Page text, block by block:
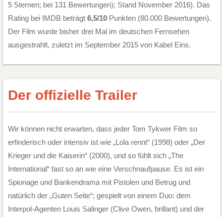
5 Sternen; bei 131 Bewertungen); Stand November 2016). Das
Rating bei IMDB beträgt 6,5/10Punkten (80.000 Bewertungen).
Der Film wurde bisher drei Mal im deutschen Fernsehen
ausgestrahlt, zuletzt im September 2015 von Kabel Eins.
Der offizielle Trailer
Wir können nicht erwarten, dass jeder Tom Tykwer Film so
erfinderisch oder intensiv ist wie „Lola rennt“ (1998) oder „Der
Krieger und die Kaiserin“ (2000), und so fühlt sich „The
International“ fast so an wie eine Verschnaufpause. Es ist ein
Spionage und Bankendrama mit Pistolen und Betrug und
natürlich der „Guten Seite“; gespielt von einem Duo: dem
Interpol-Agenten Louis Salinger (Clive Owen, brillant) und der